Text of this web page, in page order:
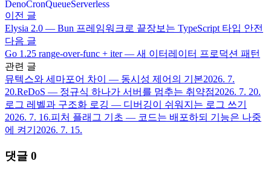
DenoCronQueueServerless
이전 글
Elysia 2.0 — Bun 프레임워크로 끝장보는 TypeScript 타입 안전
다음 글
Go 1.25 range-over-func + iter — 새 이터레이터 프로덕션 패턴
관련 글
뮤텍스와 세마포어 차이 — 동시성 제어의 기본2026. 7.
20.ReDoS — 정규식 하나가 서버를 멈추는 취약점2026. 7. 20.
로그 레벨과 구조화 로깅 — 디버깅이 쉬워지는 로그 쓰기
2026. 7. 16.피처 플래그 기초 — 코드는 배포하되 기능은 나중
에 켜기 2026. 7. 15.
댓글 0